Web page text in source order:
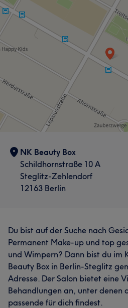
NK Beauty Box
Schildhornstraße 10 A
Steglitz-Zehlendorf
12163 Berlin
Du bist auf der Suche nach
Permanent Make-up und top
und Wimpern? Dann bist du im
Beauty Box in Berlin-Steglitz
Adresse. Der Salon bietet eine
Behandlungen an, unter denen
passende für dich findest.